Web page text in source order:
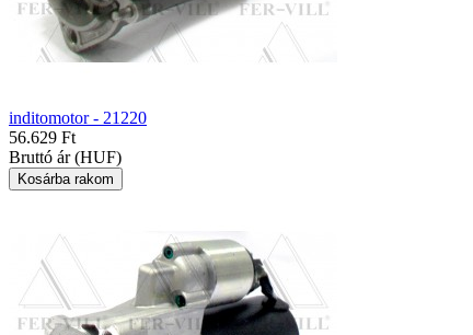
inditomotor - 21220
56.629 Ft
Bruttó ár (HUF)